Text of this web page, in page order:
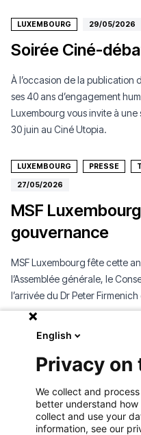
LUXEMBOURG 29/05/2026
Soirée Ciné-
À l’occasion de la publication
ses 40 ans d’engagement
Luxembourg vous invite à
30 juin au Ciné Utopia.
LUXEMBOURG PRESSE
27/05/2026
MSF
gouvernance
MSF Luxembourg fête cette
l’Assemblée générale, le
l’arrivée du Dr Peter
HAÏTI TÉMOIGNAGES
Haïti : quand
mère de son
Depuis plus de deux
groupes armés à Cité Soleil,
English
Privacy
We collect and
better understand
collect and use your
information, see our